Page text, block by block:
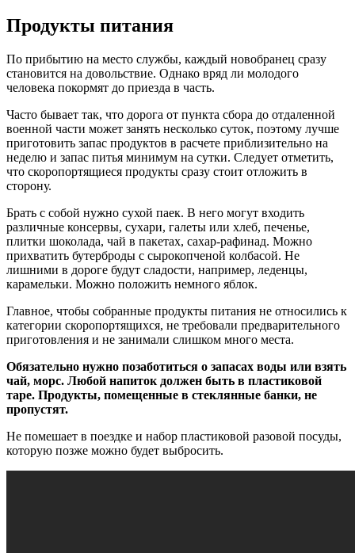
Продукты питания
По прибытию на место службы, каждый новобранец сразу
становится на довольствие. Однако вряд ли молодого
человека покормят до приезда в часть.
Часто бывает так, что дорога от пункта сбора до отдаленной
военной части может занять несколько суток, поэтому лучше
приготовить запас продуктов в расчете приблизительно на
неделю и запас питья минимум на сутки. Следует отметить,
что скоропортящиеся продукты сразу стоит отложить в
сторону.
Брать с собой нужно сухой паек. В него могут входить
различные консервы, сухари, галеты или хлеб, печенье,
плитки шоколада, чай в пакетах, сахар-рафинад. Можно
прихватить бутерброды с сырокопченой колбасой. Не
лишними в дороге будут сладости, например, леденцы,
карамельки. Можно положить немного яблок.
Главное, чтобы собранные продукты питания не относились к
категории скоропортящихся, не требовали предварительного
приготовления и не занимали слишком много места.
Обязательно нужно позаботиться о запасах воды или взять
чай, морс. Любой напиток должен быть в пластиковой
таре. Продукты, помещенные в стеклянные банки, не
пропустят.
Не помешает в поездке и набор пластиковой разовой посуды,
которую позже можно будет выбросить.